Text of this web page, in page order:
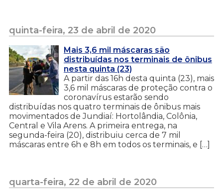
quinta-feira, 23 de abril de 2020
Mais 3,6 mil máscaras são
distribuídas nos terminais de ônibus
nesta quinta (23)
A partir das 16h desta quinta (23), mais
3,6 mil máscaras de proteção contra o
coronavírus estarão sendo
distribuídas nos quatro terminais de ônibus mais
movimentados de Jundiaí: Hortolândia, Colônia,
Central e Vila Arens. A primeira entrega, na
segunda-feira (20), distribuiu cerca de 7 mil
máscaras entre 6h e 8h em todos os terminais, e […]
quarta-feira, 22 de abril de 2020